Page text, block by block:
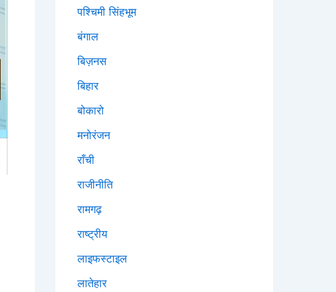
पश्चिमी सिंहभूम
बंगाल
बिज़नस
बिहार
बोकारो
मनोरंजन
राँची
राजीनीति
रामगढ़
राष्ट्रीय
लाइफस्टाइल
लातेहार